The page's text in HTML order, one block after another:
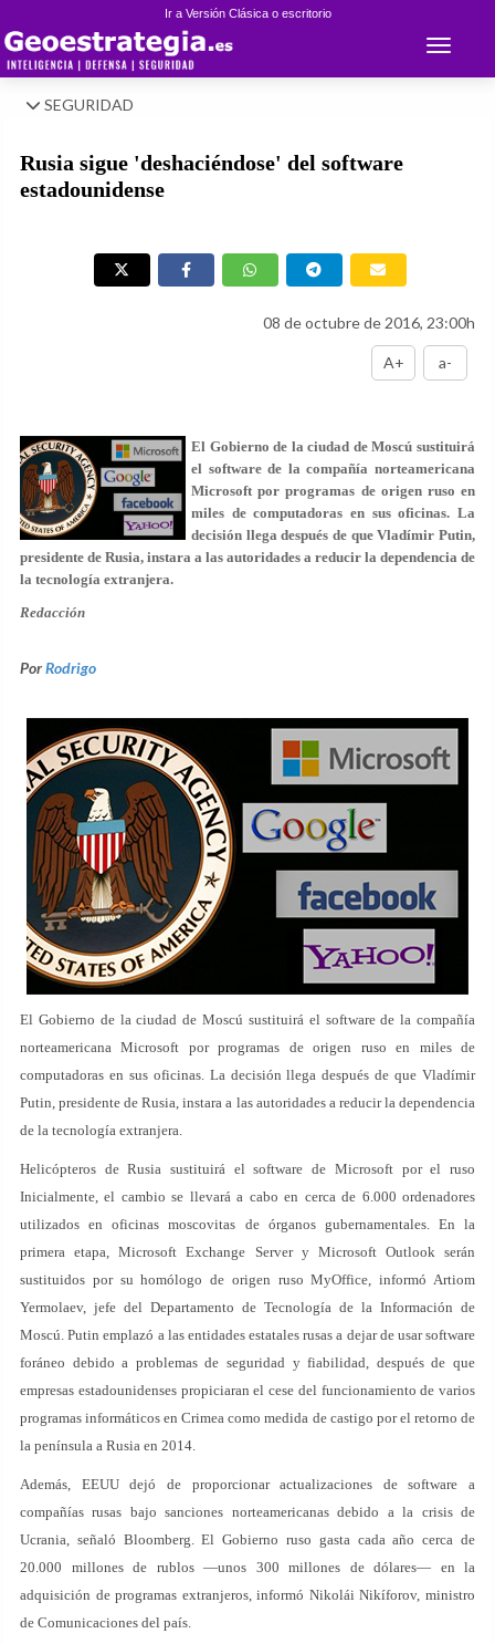
Ir a Versión Clásica o escritorio
Toggle
SEGURIDAD
Rusia sigue 'deshaciéndose' del software
estadounidense
08 de octubre de 2016, 23:00h
A+ a-
El Gobierno de la ciudad de Moscú sustituirá
el software de la compañía norteamericana
Microsoft por programas de origen ruso en
miles de computadoras en sus oficinas. La
decisión llega después de que Vladímir Putin,
presidente de Rusia, instara a las autoridades a reducir la dependencia de
la tecnología extranjera.
Redacción
PorRodrigo
El Gobierno de la ciudad de Moscú sustituirá el software de la compañía
norteamericana Microsoft por programas de origen ruso en miles de
computadoras en sus oficinas. La decisión llega después de que Vladímir
Putin, presidente de Rusia, instara a las autoridades a reducir la dependencia
de la tecnología extranjera.
Helicópteros de Rusia sustituirá el software de Microsoft por el ruso
Inicialmente, el cambio se llevará a cabo en cerca de 6.000 ordenadores
utilizados en oficinas moscovitas de órganos gubernamentales. En la
primera etapa, Microsoft Exchange Server y Microsoft Outlook serán
sustituidos por su homólogo de origen ruso MyOffice, informó Artiom
Yermolaev, jefe del Departamento de Tecnología de la Información de
Moscú. Putin emplazó a las entidades estatales rusas a dejar de usar software
foráneo debido a problemas de seguridad y fiabilidad, después de que
empresas estadounidenses propiciaran el cese del funcionamiento de varios
programas informáticos en Crimea como medida de castigo por el retorno de
la península a Rusia en 2014.
Además, EEUU dejó de proporcionar actualizaciones de software a
compañías rusas bajo sanciones norteamericanas debido a la crisis de
Ucrania, señaló Bloomberg. El Gobierno ruso gasta cada año cerca de
20.000 millones de rublos —unos 300 millones de dólares— en la
adquisición de programas extranjeros, informó Nikolái Nikíforov, ministro
de Comunicaciones del país.